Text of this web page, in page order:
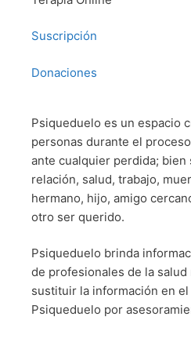
Suscripción
Donaciones
Psiqueduelo es un espacio
personas durante el
ante cualquier perdida; bien
relación, salud, trabajo,
hermano, hijo, amigo
otro ser querido.
Psiqueduelo brinda
de profesionales de la
sustituir la información en
Psiqueduelo por